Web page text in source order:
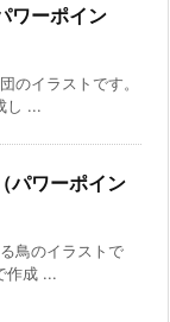
ワーポイン
のイラストです。
し ...
パワーポイン
鳥のイラストで
作成 ...